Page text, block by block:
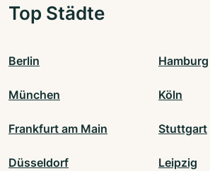
Top Städte
Berlin Hamburg
München Köln
Frankfurt am Main Stuttgart
Düsseldorf Leipzig